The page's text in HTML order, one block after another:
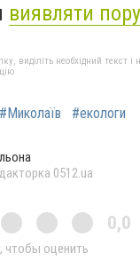
виявляти
виділіть необхідний текст і
#Миколаїв #екологи
0512.ua
0,0
, чтобы оценить